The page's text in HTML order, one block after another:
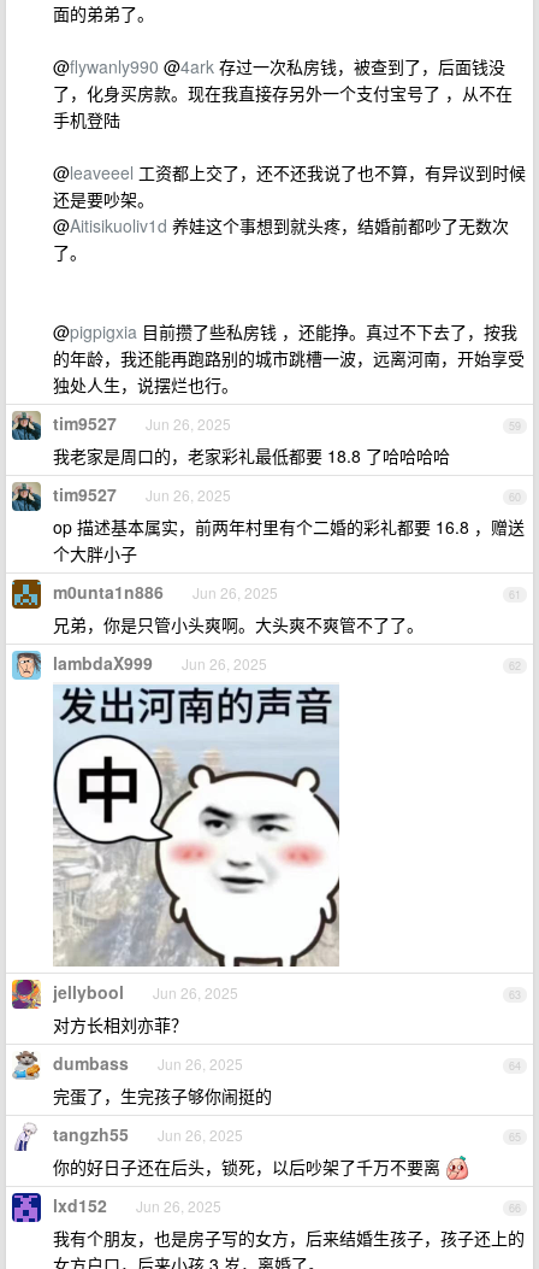
面的弟弟了。
@flywanly990 @4ark 存过一次私房钱，被查到了，后面钱没
了，化身买房款。现在我直接存另外一个支付宝号了 ，从不在
手机登陆
@leaveeel 工资都上交了，还不还我说了也不算，有异议到时候
还是要吵架。
@Aitisikuoliv1d 养娃这个事想到就头疼，结婚前都吵了无数次
了。
@pigpigxia 目前攒了些私房钱 ，还能挣。真过不下去了，按我
的年龄，我还能再跑路别的城市跳槽一波，远离河南，开始享受
独处人生，说摆烂也行。
59
tim9527 Jun 26, 2025
我老家是周口的，老家彩礼最低都要 18.8 了哈哈哈哈
60
tim9527 Jun 26, 2025
op 描述基本属实，前两年村里有个二婚的彩礼都要 16.8 ，赠送
个大胖小子
61
m0unta1n886 Jun 26, 2025
兄弟，你是只管小头爽啊。大头爽不爽管不了了。
62
lambdaX999 Jun 26, 2025
63
jellybool Jun 26, 2025
对方长相刘亦菲？
64
dumbass Jun 26, 2025
完蛋了，生完孩子够你闹挺的
65
tangzh55 Jun 26, 2025
你的好日子还在后头，锁死，以后吵架了千万不要离
66
lxd152 Jun 26, 2025
我有个朋友，也是房子写的女方，后来结婚生孩子，孩子还上的
女方户口，后来小孩 3 岁，离婚了。